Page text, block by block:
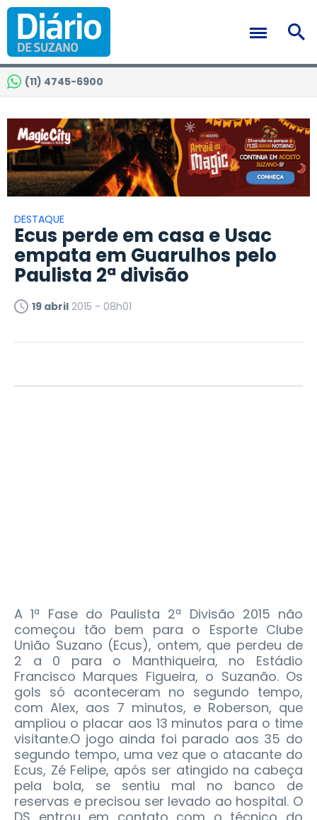
(11) 4745-6900
DESTAQUE
Ecus perde em casa e Usac
empata em Guarulhos pelo
Paulista 2ª divisão
19 abril 2015 - 08h01
A 1ª Fase do Paulista 2ª Divisão 2015 não
começou tão bem para o Esporte Clube
União Suzano (Ecus), ontem, que perdeu de
2 a 0 para o Manthiqueira, no Estádio
Francisco Marques Figueira, o Suzanão.Os
gols só aconteceram no segundo tempo,
com Alex, aos 7 minutos, e Roberson, que
ampliou o placar aos 13 minutos para o time
visitante.O jogo ainda foi parado aos 35 do
segundo tempo, uma vez que o atacante do
Ecus, Zé Felipe, após ser atingido na cabeça
pela bola, se sentiu mal no banco de
reservas e precisou ser levado ao hospital. O